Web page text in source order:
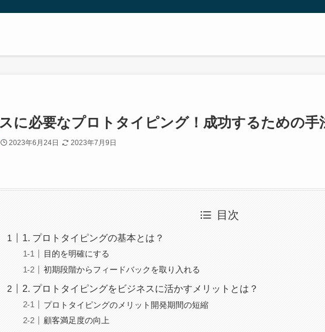
に必要なプロトタイピング！成功するための手
2023年6月24日 2023年7月9日
目次
1. プロトタイピングの基本とは？
目的を明確にする
初期段階からフィードバックを取り入れる
2. プロトタイピングをビジネスに活かすメリットとは？
プロトタイピングのメリット開発期間の短縮
顧客満足度の向上